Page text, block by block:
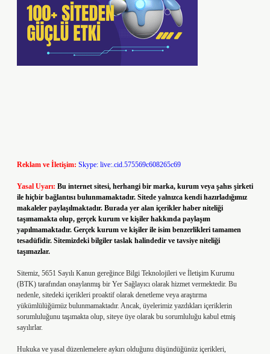
Reklam ve İletişim: Skype: live:.cid.575569c608265c69
Yasal Uyarı: Bu internet sitesi, herhangi bir marka, kurum veya şahıs şirketi
ile hiçbir bağlantısı bulunmamaktadır. Sitede yalnızca kendi hazırladığımız
makaleler paylaşılmaktadır. Burada yer alan içerikler haber niteliği
taşımamakta olup, gerçek kurum ve kişiler hakkında paylaşım
yapılmamaktadır. Gerçek kurum ve kişiler ile isim benzerlikleri tamamen
tesadüfidir. Sitemizdeki bilgiler taslak halindedir ve tavsiye niteliği
taşımazlar.
Sitemiz, 5651 Sayılı Kanun gereğince Bilgi Teknolojileri ve İletişim Kurumu
(BTK) tarafından onaylanmış bir Yer Sağlayıcı olarak hizmet vermektedir. Bu
nedenle, sitedeki içerikleri proaktif olarak denetleme veya araştırma
yükümlülüğümüz bulunmamaktadır. Ancak, üyelerimiz yazdıkları içeriklerin
sorumluluğunu taşımakta olup, siteye üye olarak bu sorumluluğu kabul etmiş
sayılırlar.
Hukuka ve yasal düzenlemelere aykırı olduğunu düşündüğünüz içerikleri,